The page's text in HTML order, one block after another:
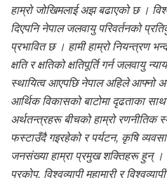
हाम्रो जोखिमलाई अझ बढाएको छ ।
दिएपनि नेपाल जलवायु परिवर्तनको
प्रभावित छ । हामी हाम्रो नियन्त्रण
क्षति र क्षतिको क्षतिपूर्ति गर्न जलवायु
स्थायित्व आएपछि नेपाल अहिले आफ्नो
आर्थिक विकासको बाटोमा दृढताका
अर्थतन्त्रहरू बीचको हाम्रो रणनीतिक
फस्टाउँदै गइरहेको र पर्यटन, कृषि
जनसंख्या हाम्रा प्रमुख शक्तिहरू हुन् ।
प्रकोप, विश्वव्यापी महामारी र